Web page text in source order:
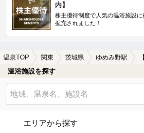
内】
株主優待制度で人気の温浴施設
拡充されました！
温泉TOP 関東 茨城県 ゆめみ野駅
温浴施設を探す
エリアから探す